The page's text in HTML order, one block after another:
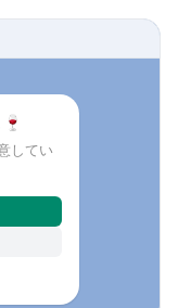
してい